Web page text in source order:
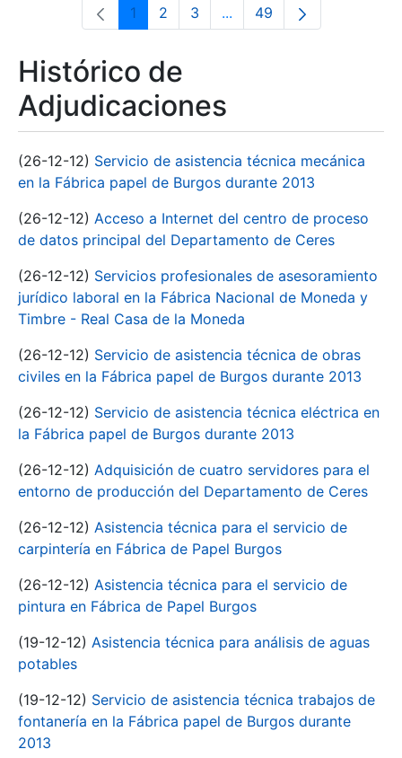
Página
1 Página
2 Página
3 ...Páginas intermedias Use
Página
49
Histórico de
Adjudicaciones
(26-12-12) Servicio de asistencia técnica mecánica
en la Fábrica papel de Burgos durante 2013
(26-12-12) Acceso a Internet del centro de proceso
de datos principal del Departamento de Ceres
(26-12-12) Servicios profesionales de asesoramiento
jurídico laboral en la Fábrica Nacional de Moneda y
Timbre - Real Casa de la Moneda
(26-12-12) Servicio de asistencia técnica de obras
civiles en la Fábrica papel de Burgos durante 2013
(26-12-12) Servicio de asistencia técnica eléctrica en
la Fábrica papel de Burgos durante 2013
(26-12-12) Adquisición de cuatro servidores para el
entorno de producción del Departamento de Ceres
(26-12-12) Asistencia técnica para el servicio de
carpintería en Fábrica de Papel Burgos
(26-12-12) Asistencia técnica para el servicio de
pintura en Fábrica de Papel Burgos
(19-12-12) Asistencia técnica para análisis de aguas
potables
(19-12-12) Servicio de asistencia técnica trabajos de
fontanería en la Fábrica papel de Burgos durante
2013